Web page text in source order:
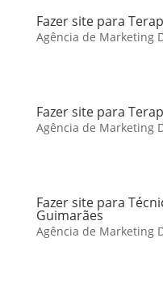
Fazer site para
Agência de Marketing
Fazer site para
Agência de Marketing
Fazer site para
Guimarães
Agência de Marketing